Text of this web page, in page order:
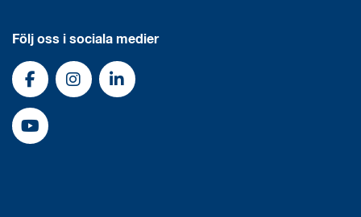
Följ oss i sociala medier